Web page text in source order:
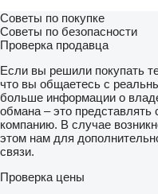
Советы по покупке
Советы по безопасности
Проверка продавца
Если вы решили покупать
что вы общаетесь с
больше информации о
обмана – это
компанию. В случае
этом нам для
связи.
Проверка цены